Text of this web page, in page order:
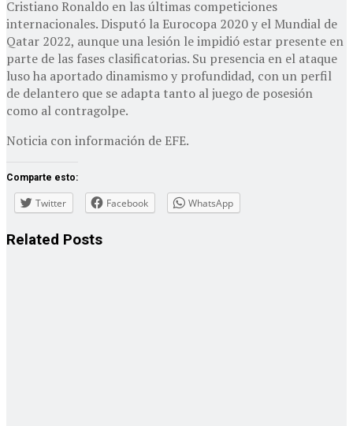
Cristiano Ronaldo en las últimas competiciones
internacionales. Disputó la Eurocopa 2020 y el Mundial de
Qatar 2022, aunque una lesión le impidió estar presente en
parte de las fases clasificatorias. Su presencia en el ataque
luso ha aportado dinamismo y profundidad, con un perfil
de delantero que se adapta tanto al juego de posesión
como al contragolpe.
Noticia con información de EFE.
Comparte esto:
Twitter Facebook WhatsApp
Related Posts